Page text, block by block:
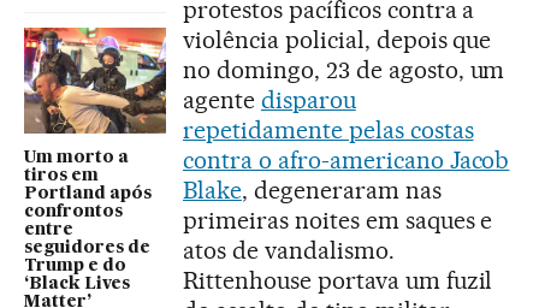
Um morto a
tiros em
Portland após
confrontos
entre
seguidores de
Trump e do
‘Black Lives
Matter’
protestos pacíficos contra a
violência policial, depois que
no domingo, 23 de agosto, um
agente disparou
repetidamente pelas costas
contra o afro-americano Jacob
Blake, degeneraram nas
primeiras noites em saques e
atos de vandalismo.
Rittenhouse portava um fuzil